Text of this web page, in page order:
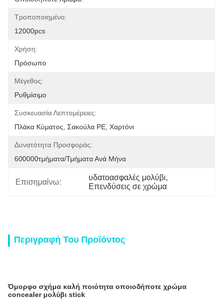
Τροποποιημένο:
12000pcs
Χρήση:
Πρόσωπο
Μέγεθος:
Ρυθμίσιμο
Συσκευασία Λεπτομέρειες:
Πλάκα Κύματος, Σακούλα PE, Χαρτόνι
Δυνατότητα Προσφοράς:
600000τμήματα/τμήματα Ανά Μήνα
Επισημαίνω:
υδατοασφαλές μολύβι,
Επενδύσεις σε χρώμα
Περιγραφή Του Προϊόντος
Όμορφο σχήμα καλή ποιότητα οποιοδήποτε χρώμα
concealer μολύβι stick